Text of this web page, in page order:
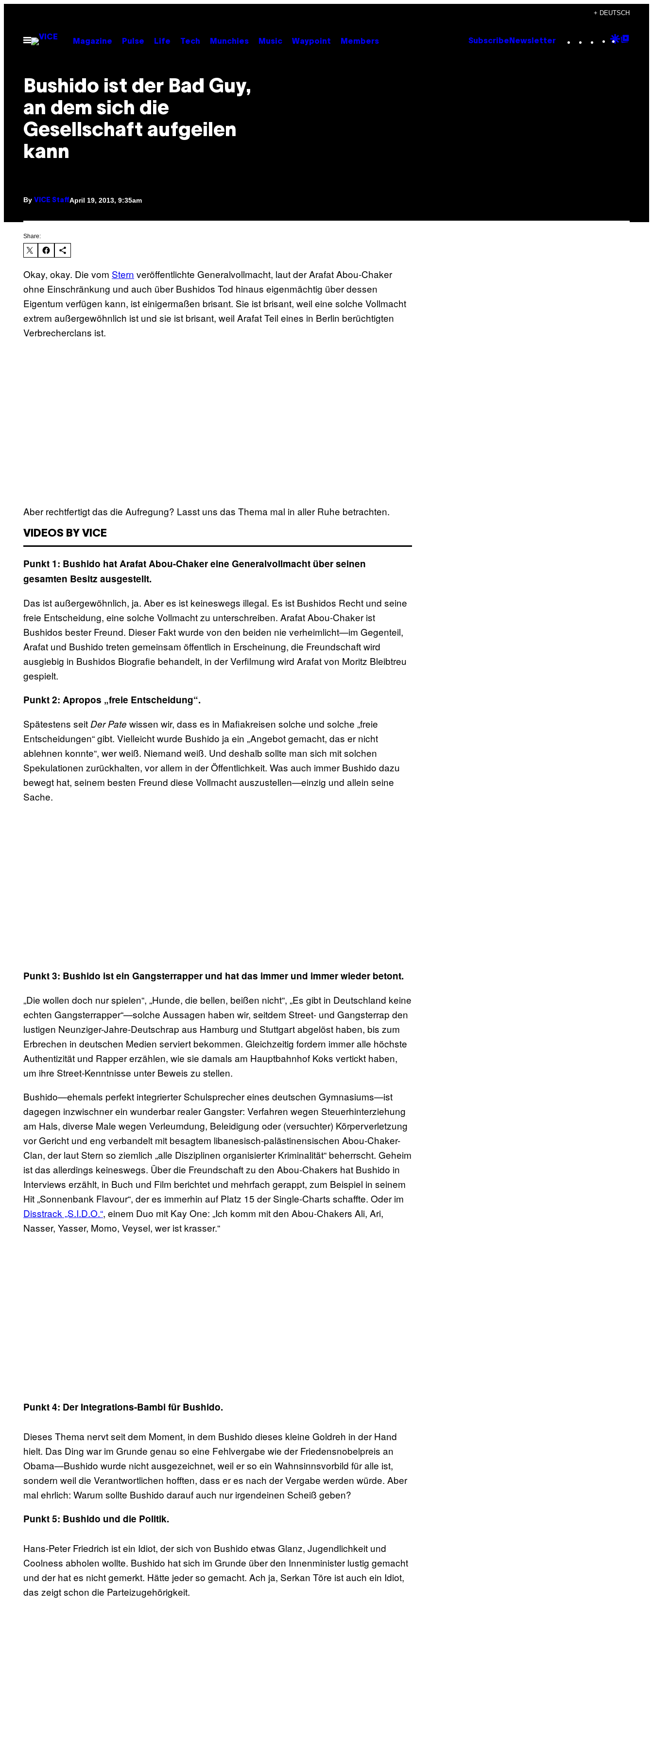
content
+ DEUTSCH
Open
Menu
Magazine Pulse Life Tech Munchies Music Waypoint Members Subscribe Newsletter Instagram
TikTok
YouTube
Google
Bushido ist der Bad Guy,
an dem sich die
Gesellschaft aufgeilen
kann
By VICE StaffApril 19, 2013, 9:35am
Share:
Okay, okay. Die vom Stern veröffentlichte Generalvollmacht, laut der Arafat Abou-Chaker
ohne Einschränkung und auch über Bushidos Tod hinaus eigenmächtig über dessen
Eigentum verfügen kann, ist einigermaßen brisant. Sie ist brisant, weil eine solche Vollmacht
extrem außergewöhnlich ist und sie ist brisant, weil Arafat Teil eines in Berlin berüchtigten
Verbrecherclans ist.
Aber rechtfertigt das die Aufregung? Lasst uns das Thema mal in aller Ruhe betrachten.
VIDEOS BY VICE
Punkt 1: Bushido hat Arafat Abou-Chaker eine Generalvollmacht über seinen
gesamten Besitz ausgestellt.
Das ist außergewöhnlich, ja. Aber es ist keineswegs illegal. Es ist Bushidos Recht und seine
freie Entscheidung, eine solche Vollmacht zu unterschreiben. Arafat Abou-Chaker ist
Bushidos bester Freund. Dieser Fakt wurde von den beiden nie verheimlicht—im Gegenteil,
Arafat und Bushido treten gemeinsam öffentlich in Erscheinung, die Freundschaft wird
ausgiebig in Bushidos Biografie behandelt, in der Verfilmung wird Arafat von Moritz Bleibtreu
gespielt.
Punkt 2: Apropos „freie Entscheidung“.
Spätestens seitDer Pate wissen wir, dass es in Mafiakreisen solche und solche „freie
Entscheidungen“ gibt. Vielleicht wurde Bushido ja ein „Angebot gemacht, das er nicht
ablehnen konnte“, wer weiß. Niemand weiß. Und deshalb sollte man sich mit solchen
Spekulationen zurückhalten, vor allem in der Öffentlichkeit. Was auch immer Bushido dazu
bewegt hat, seinem besten Freund diese Vollmacht auszustellen—einzig und allein seine
Sache.
Punkt 3: Bushido ist ein Gangsterrapper und hat das immer und immer wieder betont.
„Die wollen doch nur spielen“, „Hunde, die bellen, beißen nicht“, „Es gibt in Deutschland keine
echten Gangsterrapper“—solche Aussagen haben wir, seitdem Street- und Gangsterrap den
lustigen Neunziger-Jahre-Deutschrap aus Hamburg und Stuttgart abgelöst haben, bis zum
Erbrechen in deutschen Medien serviert bekommen. Gleichzeitig fordern immer alle höchste
Authentizität und Rapper erzählen, wie sie damals am Hauptbahnhof Koks vertickt haben,
um ihre Street-Kenntnisse unter Beweis zu stellen.
Bushido—ehemals perfekt integrierter Schulsprecher eines deutschen Gymnasiums—ist
dagegen inzwischner ein wunderbar realer Gangster: Verfahren wegen Steuerhinterziehung
am Hals, diverse Male wegen Verleumdung, Beleidigung oder (versuchter) Körperverletzung
vor Gericht und eng verbandelt mit besagtem libanesisch-palästinensischen Abou-Chaker-
Clan, der laut Stern so ziemlich „alle Disziplinen organisierter Kriminalität“ beherrscht. Geheim
ist das allerdings keineswegs. Über die Freundschaft zu den Abou-Chakers hat Bushido in
Interviews erzählt, in Buch und Film berichtet und mehrfach gerappt, zum Beispiel in seinem
Hit „Sonnenbank Flavour“, der es immerhin auf Platz 15 der Single-Charts schaffte. Oder im
Disstrack „S.I.D.O.“, einem Duo mit Kay One: „Ich komm mit den Abou-Chakers Ali, Ari,
Nasser, Yasser, Momo, Veysel, wer ist krasser.“
Punkt 4: Der Integrations-Bambi für Bushido.
Dieses Thema nervt seit dem Moment, in dem Bushido dieses kleine Goldreh in der Hand
hielt. Das Ding war im Grunde genau so eine Fehlvergabe wie der Friedensnobelpreis an
Obama—Bushido wurde nicht ausgezeichnet, weil er so ein Wahnsinnsvorbild für alle ist,
sondern weil die Verantwortlichen hofften, dass er es nach der Vergabe werden würde. Aber
mal ehrlich: Warum sollte Bushido darauf auch nur irgendeinen Scheiß geben?
Punkt 5: Bushido und die Politik.
Hans-Peter Friedrich ist ein Idiot, der sich von Bushido etwas Glanz, Jugendlichkeit und
Coolness abholen wollte. Bushido hat sich im Grunde über den Innenminister lustig gemacht
und der hat es nicht gemerkt. Hätte jeder so gemacht. Ach ja, Serkan Töre ist auch ein Idiot,
das zeigt schon die Parteizugehörigkeit.